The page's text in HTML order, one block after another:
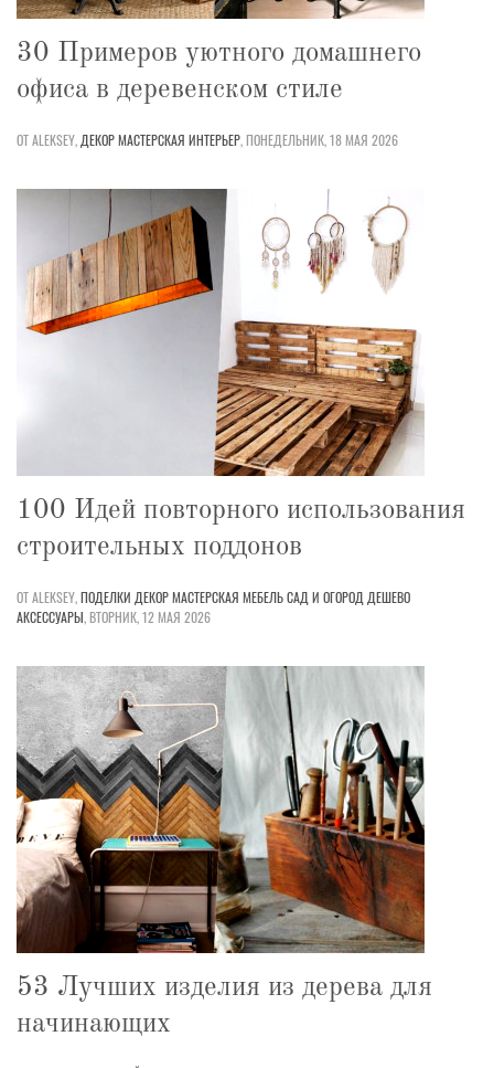
30 Примеров уютного домашнего
офиса в деревенском стиле
ОТ ALEKSEY, ДЕКОРМАСТЕРСКАЯ ИНТЕРЬЕР,ПОНЕДЕЛЬНИК, 18 МАЯ 2026
100 Идей повторного использования
строительных поддонов
ОТ ALEKSEY,ПОДЕЛКИ ДЕКОРМАСТЕРСКАЯ МЕБЕЛЬСАД И ОГОРОД ДЕШЕВО
АКСЕССУАРЫ,ВТОРНИК, 12 МАЯ 2026
53 Лучших изделия из дерева для
начинающих